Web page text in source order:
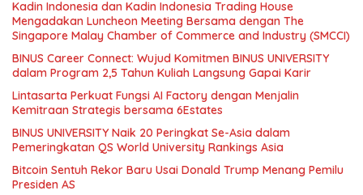
Kadin Indonesia dan Kadin Indonesia Trading House
Mengadakan Luncheon Meeting Bersama dengan The
Singapore Malay Chamber of Commerce and Industry (SMCCI)
BINUS Career Connect: Wujud Komitmen BINUS UNIVERSITY
dalam Program 2,5 Tahun Kuliah Langsung Gapai Karir
Lintasarta Perkuat Fungsi AI Factory dengan Menjalin
Kemitraan Strategis bersama 6Estates
BINUS UNIVERSITY Naik 20 Peringkat Se-Asia dalam
Pemeringkatan QS World University Rankings Asia
Bitcoin Sentuh Rekor Baru Usai Donald Trump Menang Pemilu
Presiden AS